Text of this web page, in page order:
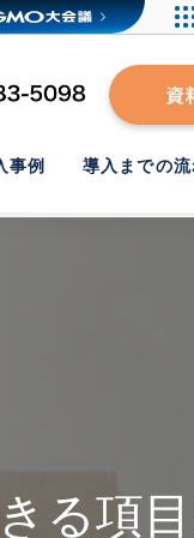
事例 導入までの流
る項